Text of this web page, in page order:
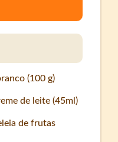
(100 g)
de leite (45ml)
de frutas